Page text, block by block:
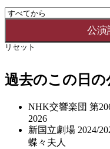
リセット
過去のこの日の
NHK交響楽団 第
2026
新国立劇場 2024/
蝶々夫人